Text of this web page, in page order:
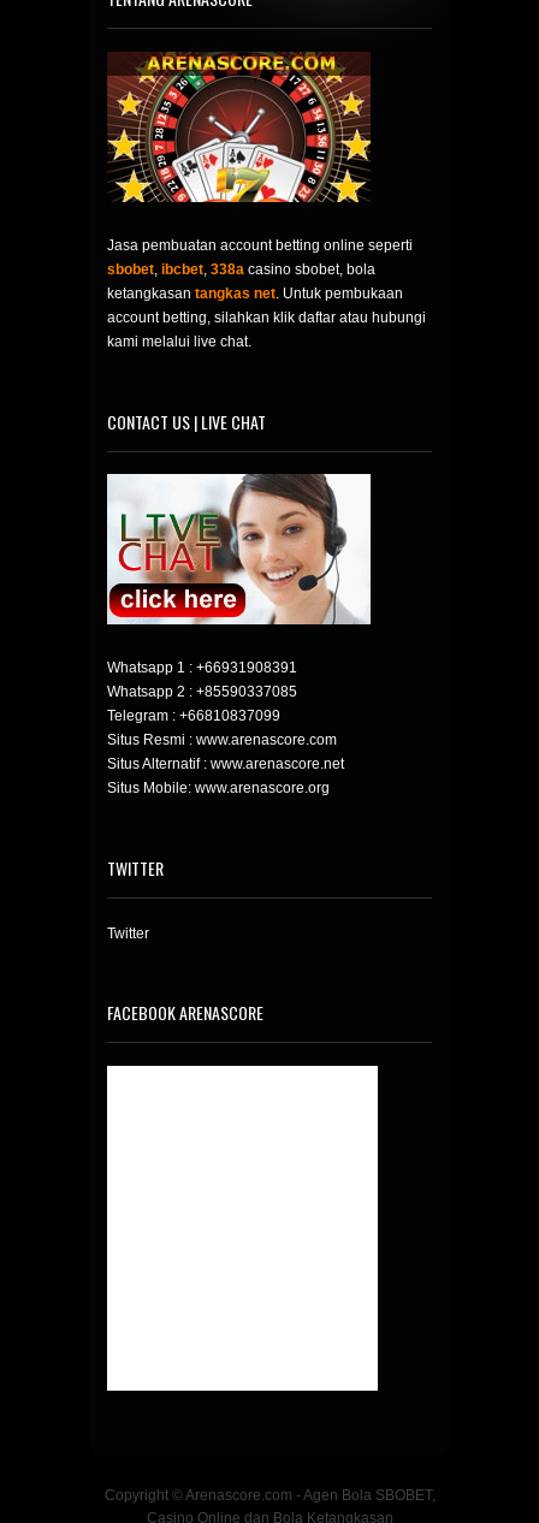
Jasa pembuatan account betting online seperti
sbobet, ibcbet, 338a casino sbobet, bola
ketangkasan tangkas net. Untuk pembukaan
account betting, silahkan klik daftar atau hubungi
kami melalui live chat.
CONTACT US | LIVE CHAT
Whatsapp 1 : +66931908391
Whatsapp 2 : +85590337085
Telegram : +66810837099
Situs Resmi : www.arenascore.com
Situs Alternatif : www.arenascore.net
Situs Mobile: www.arenascore.org
TWITTER
Twitter
FACEBOOK ARENASCORE
Copyright © Arenascore.com - Agen Bola SBOBET,
Casino Online dan Bola Ketangkasan